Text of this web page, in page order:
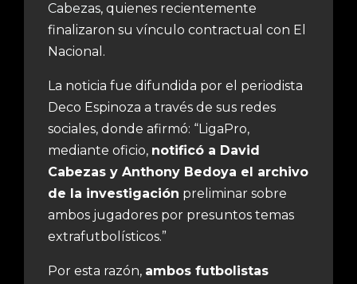
Cabezas, quienes recientemente
finalizaron su vínculo contractual con El
Nacional.
La noticia fue difundida por el periodista
Deco Espinoza a través de sus redes
sociales, donde afirmó: “LigaPro,
mediante oficio, notificó a David
Cabezas y Anthony Bedoya el archivo
de la investigación preliminar sobre
ambos jugadores por presuntos temas
extrafutbolísticos.”
Por esta razón, ambos futbolistas